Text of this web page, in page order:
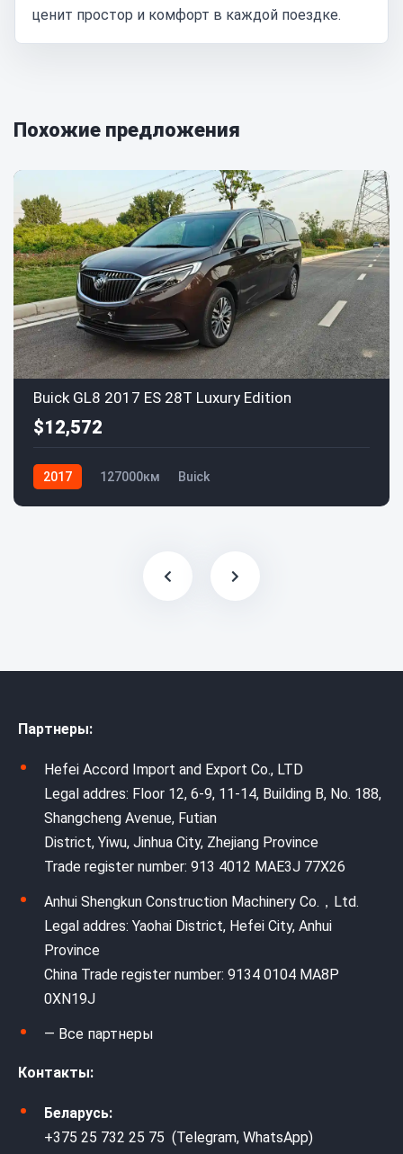
ценит простор и комфорт в каждой поездке.
Похожие предложения
Buick GL8 2017 ES 28T Luxury Edition
$12,572
2017 127000км Buick
Партнеры:
Hefei Accord Import and Export Co., LTD
Legal addres: Floor 12, 6-9, 11-14, Building B, No. 188,
Shangcheng Avenue, Futian
District, Yiwu, Jinhua City, Zhejiang Province
Trade register number: 913 4012 MAE3J 77X26
Anhui Shengkun Construction Machinery Co.，Ltd.
Legal addres: Yaohai District, Hefei City, Anhui
Province
China Trade register number: 9134 0104 MA8P
0XN19J
— Все партнеры
Контакты:
Беларусь:
+375 25 732 25 75 (Telegram, WhatsApp)